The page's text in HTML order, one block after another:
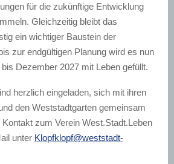
für die zukünftige Entwicklung
Gleichzeitig bleibt das
ein wichtiger Baustein der
zur endgültigen Planung wird es nun
Dezember 2027 mit Leben gefüllt.
herzlich eingeladen, sich mit ihren
den Weststadtgarten gemeinsam
zum Verein West.Stadt.Leben
unter Klopfklopf@weststadt-